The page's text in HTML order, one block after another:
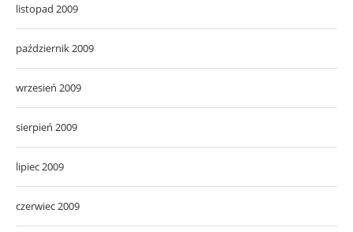
listopad 2009
październik 2009
wrzesień 2009
sierpień 2009
lipiec 2009
czerwiec 2009